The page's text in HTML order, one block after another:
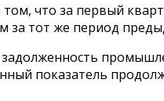
что за первый
за тот же период
показатель